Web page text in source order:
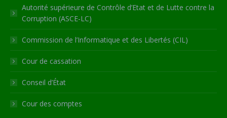
Autorité supérieure de Contrôle d’Etat et de Lutte contre la
Corruption (ASCE-LC)
Commission de l’Informatique et des Libertés (CIL)
Cour de cassation
Conseil d’État
Cour des comptes